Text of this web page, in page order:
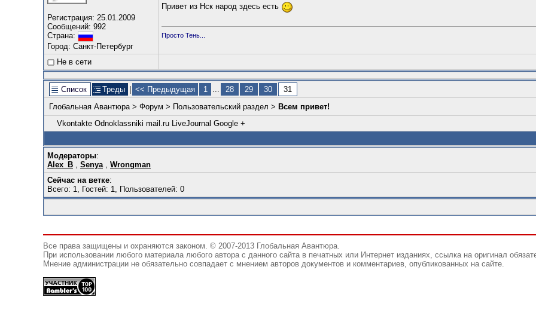
Регистрация: 25.01.2009
Сообщений: 992
Страна:
Город: Санкт-Петербург
Привет из Нск народ здесь есть
Просто Тень...
Не в сети
Список Треды << Предыдущая 1 ... 28 29 30
31
Глобальная Авантюра> Форум > Пользовательский раздел > Всем привет!
Vkontakte Odnoklassniki mail.ru LiveJournal Google +
Модераторы:
Alex_B , Senya, Wrongman
Сейчас на ветке:
Всего: 1, Гостей: 1, Пользователей: 0
Все права защищены и охраняются законом. © 2007-2013 Глобальная Авантюра.
При использовании любого материала любого автора с данного сайта в печатных или Интернет изданиях, ссылка на оригинал
Мнение администрации не обязательно совпадает с мнением авторов документов и комментариев, опубликованных на сайте.